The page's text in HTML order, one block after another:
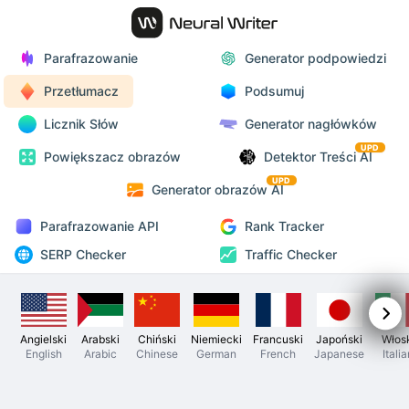
Parafrazowanie Generator podpowiedzi
Przetłumacz Podsumuj
Licznik Słów Generator nagłówków
Powiększacz obrazów Detektor Treści AI
UPD
Generator obrazów AI
UPD
Parafrazowanie API
Rank Tracker
SERP Checker
Traffic Checker
Angielski
English
Arabski
Arabic
Chiński
Chinese
Niemiecki
German
Francuski
French
Japoński
Japanese